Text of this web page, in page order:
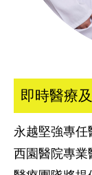
即時醫療
永越堅強專
西園醫院專業